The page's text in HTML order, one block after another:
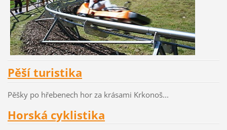
Pěší turistika
Pěšky po hřebenech hor za krásami Krkonoš...
Horská cyklistika